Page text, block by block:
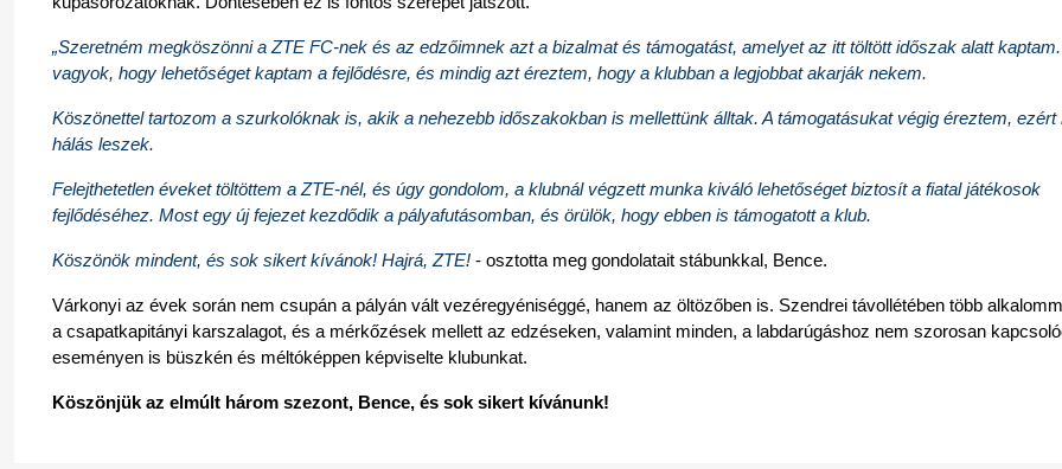
„Szeretném megköszönni a ZTE FC-nek és az edzőimnek azt a bizalmat és támogatást, amelyet az itt töltött időszak alatt
vagyok, hogy lehetőséget kaptam a fejlődésre, és mindig azt éreztem, hogy a klubban a legjobbat akarják nekem.
Köszönettel tartozom a szurkolóknak is, akik a nehezebb időszakokban is mellettünk álltak. A támogatásukat végig éreztem, ezért
hálás leszek.
Felejthetetlen éveket töltöttem a ZTE-nél, és úgy gondolom, a klubnál végzett munka kiváló lehetőséget biztosít a fiatal játékosok
fejlődéséhez. Most egy új fejezet kezdődik a pályafutásomban, és örülök, hogy ebben is támogatott a klub.
Köszönök mindent, és sok sikert kívánok! Hajrá, ZTE! - osztotta meg gondolatait stábunkkal, Bence.
Várkonyi az évek során nem csupán a pályán vált vezéregyéniséggé, hanem az öltözőben is. Szendrei távollétében több
a csapatkapitányi karszalagot, és a mérkőzések mellett az edzéseken, valamint minden, a labdarúgáshoz nem szorosan
eseményen is büszkén és méltóképpen képviselte klubunkat.
Köszönjük az elmúlt három szezont, Bence, és sok sikert kívánunk!